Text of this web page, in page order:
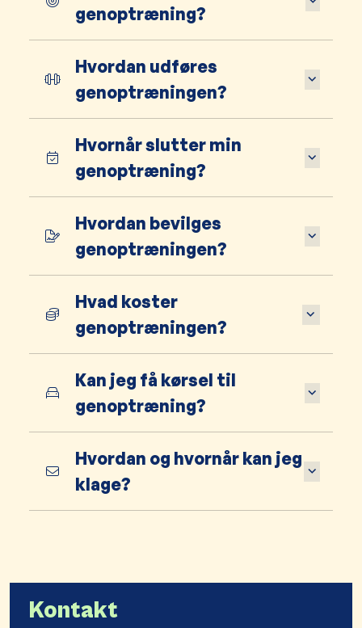
genoptræning?
Hvordan udføres
genoptræningen?
Hvornår slutter min
genoptræning?
Hvordan bevilges
genoptræningen?
Hvad koster
genoptræningen?
Kan jeg få kørsel til
genoptræning?
Hvordan og hvornår kan jeg
klage?
Kontakt